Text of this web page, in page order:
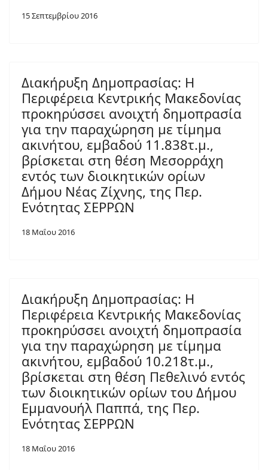
15 Σεπτεμβρίου 2016
Διακήρυξη Δημοπρασίας: Η
Περιφέρεια Κεντρικής Μακεδονίας
προκηρύσσει ανοιχτή δημοπρασία
για την παραχώρηση με τίμημα
ακινήτου, εμβαδού 11.838τ.μ.,
βρίσκεται στη θέση Μεσορράχη
εντός των διοικητικών ορίων
Δήμου Νέας Ζίχνης, της Περ.
Ενότητας ΣΕΡΡΩΝ
18 Μαΐου 2016
Διακήρυξη Δημοπρασίας: Η
Περιφέρεια Κεντρικής Μακεδονίας
προκηρύσσει ανοιχτή δημοπρασία
για την παραχώρηση με τίμημα
ακινήτου, εμβαδού 10.218τ.μ.,
βρίσκεται στη θέση Πεθελινό εντός
των διοικητικών ορίων του Δήμου
Εμμανουήλ Παππά, της Περ.
Ενότητας ΣΕΡΡΩΝ
18 Μαΐου 2016